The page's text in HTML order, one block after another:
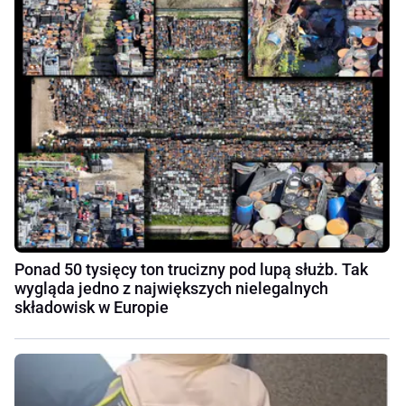
Ponad 50 tysięcy ton trucizny pod lupą służb. Tak
wygląda jedno z największych nielegalnych
składowisk w Europie